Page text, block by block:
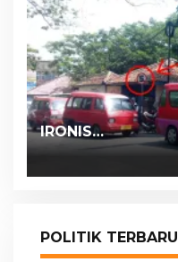
IRONIS…
POLITIK TERBARU